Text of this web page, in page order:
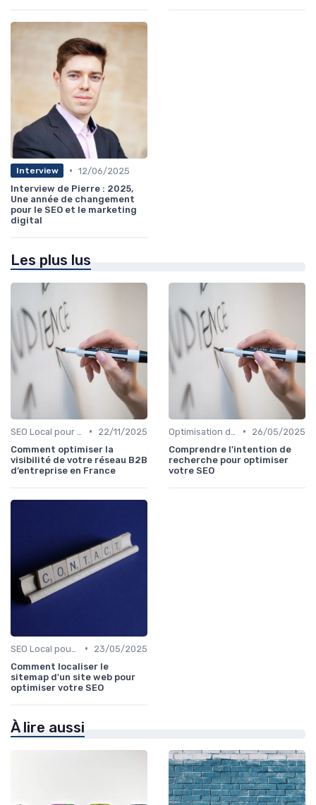
Interview • 12/06/2025
Interview de Pierre : 2025,
Une année de changement
pour le SEO et le marketing
digital
Les plus lus
•
22/11/2025
Comment optimiser la
visibilité de votre réseau B2B
d’entreprise en France
•
26/05/2025
Comprendre l'intention de
recherche pour optimiser
votre SEO
•
23/05/2025
Comment localiser le
sitemap d'un site web pour
optimiser votre SEO
À lire aussi